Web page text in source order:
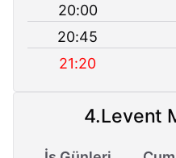
20:00
20:45
21:20
4.Levent